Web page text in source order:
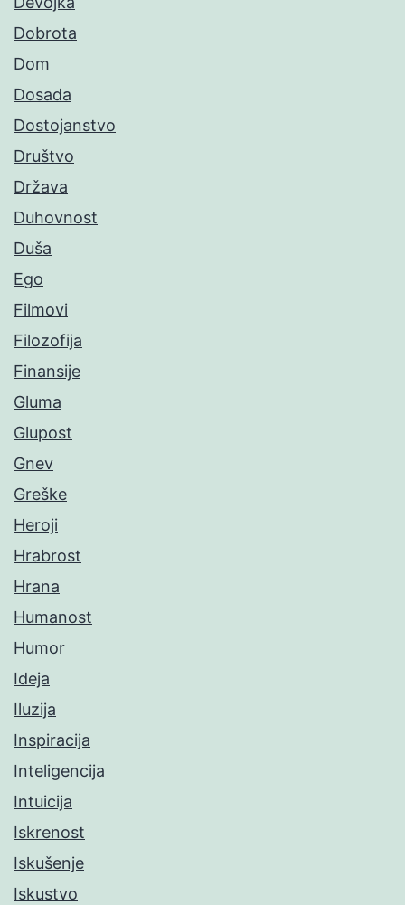
Dobrota
Dom
Dosada
Dostojanstvo
Društvo
Država
Duhovnost
Duša
Ego
Filmovi
Filozofija
Finansije
Gluma
Glupost
Gnev
Greške
Heroji
Hrabrost
Hrana
Humanost
Humor
Ideja
Iluzija
Inspiracija
Inteligencija
Intuicija
Iskrenost
Iskušenje
Iskustvo